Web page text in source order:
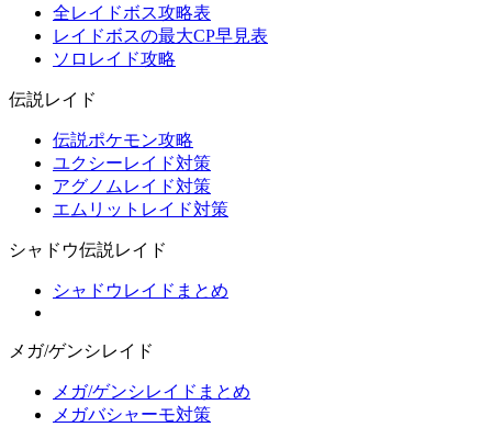
全レイドボス攻略表
レイドボスの最大CP早見表
ソロレイド攻略
伝説レイド
伝説ポケモン攻略
ユクシーレイド対策
アグノムレイド対策
エムリットレイド対策
シャドウ伝説レイド
シャドウレイドまとめ
メガ/ゲンシレイド
メガ/ゲンシレイドまとめ
メガバシャーモ対策